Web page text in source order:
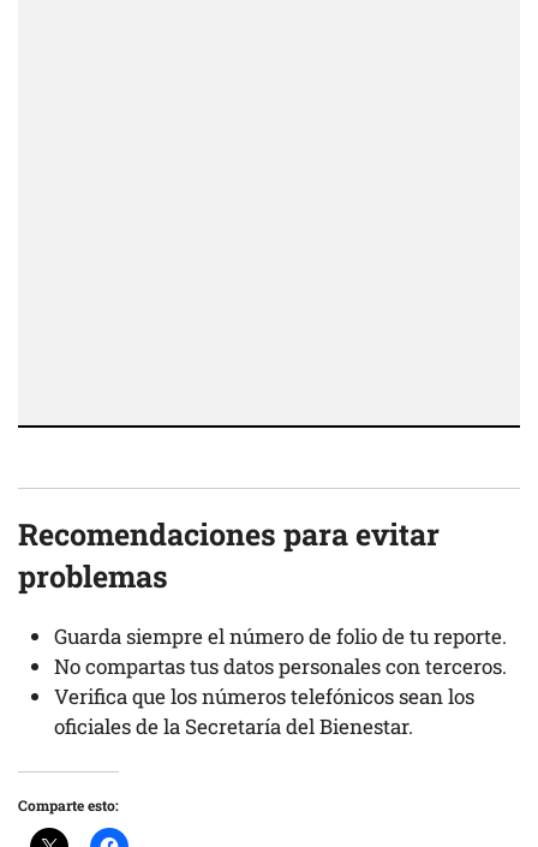
Recomendaciones para evitar
problemas
Guarda siempre el número de folio de tu reporte.
No compartas tus datos personales con terceros.
Verifica que los números telefónicos sean los
oficiales de la Secretaría del Bienestar.
Comparte esto: